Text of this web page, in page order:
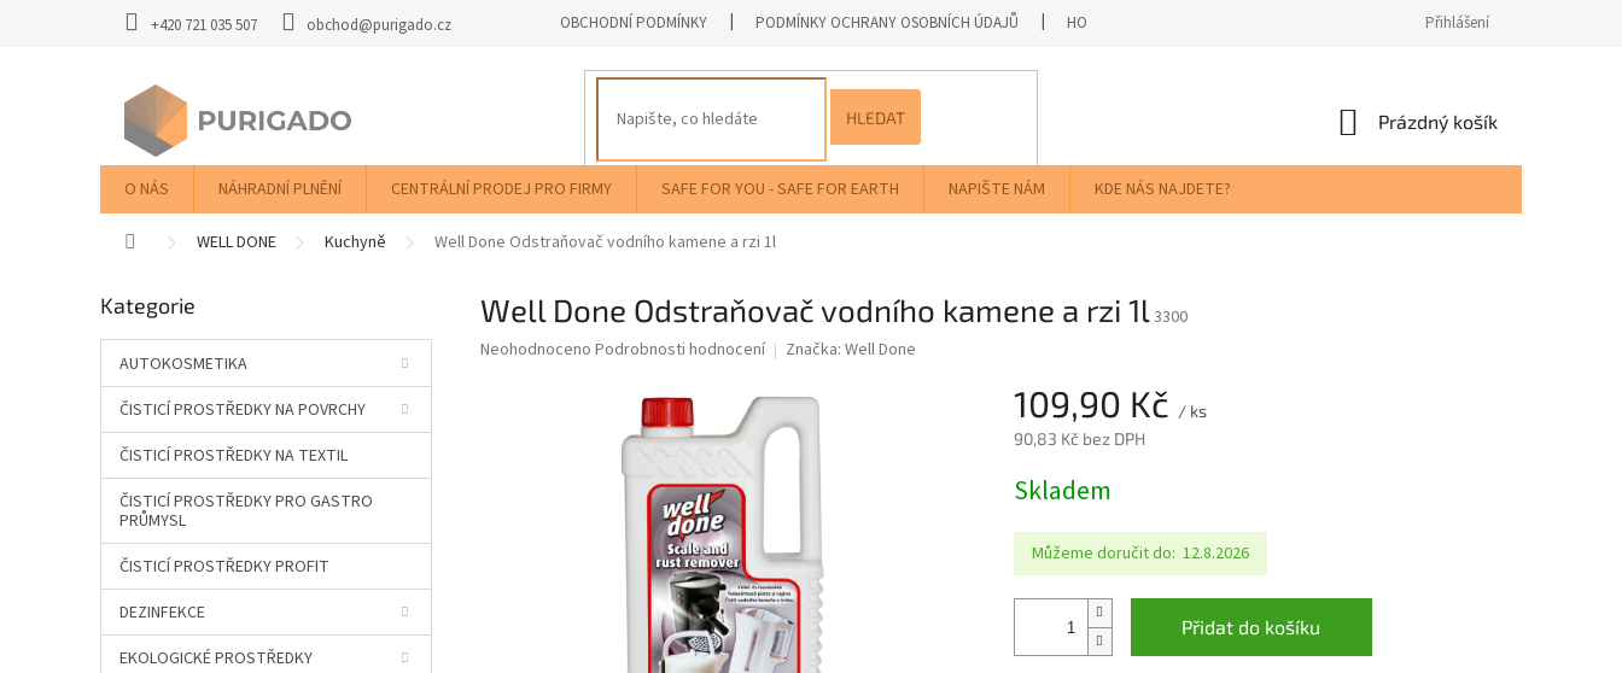
+420 721 035 507 obchod@purigado.cz OBCHODNÍ PODMÍNKY PODMÍNKY OCHRANY OSOBNÍCH ÚDAJŮ HODNOCENÍ OBCHODU Přihlášení
HLEDAT
NÁKUPNÍ
Prázdný košík
O NÁS NÁHRADNÍ PLNĚNÍ CENTRÁLNÍ PRODEJ PRO FIRMY SAFE FOR YOU - SAFE FOR EARTH NAPIŠTE NÁM KDE NÁS NAJDETE?
Domů WELL DONE Kuchyně Well Done Odstraňovač vodního kamene a rzi 1l
o
s
r
n
a
l
Přeskočit
Kategorie
AUTOKOSMETIKA
ČISTICÍ PROSTŘEDKY NA POVRCHY
ČISTICÍ PROSTŘEDKY NA TEXTIL
ČISTICÍ PROSTŘEDKY PRO GASTRO
PRŮMYSL
ČISTICÍ PROSTŘEDKY PROFIT
DEZINFEKCE
EKOLOGICKÉ PROSTŘEDKY
Well Done Odstraňovač vodního kamene a rzi 1l3300
Průměrné
Neohodnoceno Podrobnosti hodnocení Značka: Well Done
109,90 Kč / ks
90,83 Kč bez DPH
cena:
Skladem
Můžeme doručit do: 12.8.2026
Přidat do košíku